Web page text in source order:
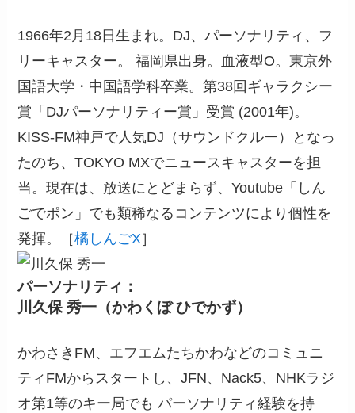
1966年2月18日生まれ。DJ、パーソナリティ、フ
リーキャスター。 福岡県出身。血液型O。東京外
国語大学・中国語学科卒業。第38回ギャラクシー
賞「DJパーソナリティー賞」受賞 (2001年)。
KISS-FM神戸で人気DJ（サウンドクルー）となっ
たのち、TOKYO MXでニュースキャスターを担
当。現在は、放送にとどまらず、Youtube「しん
ごでポン」でも類稀なるコンテンツにより個性を
発揮。［橘しんごX］
パーソナリティ：
川久保 秀一（かわくぼ ひでかず）
かわさきFM、エフエムたちかわなどのコミュニ
ティFMからスタートし、JFN、Nack5、NHKラジ
オ第1等のキー局でも パーソナリティ経験を持